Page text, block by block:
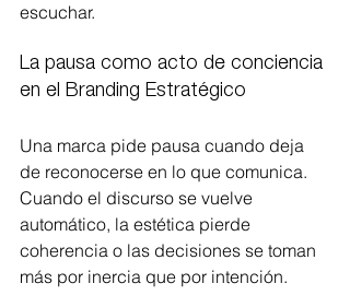
escuchar.
La pausa como acto de conciencia
en el Branding Estratégico
Una marca pide pausa cuando deja
de reconocerse en lo que comunica.
Cuando el discurso se vuelve
automático, la estética pierde
coherencia o las decisiones se toman
más por inercia que por intención.